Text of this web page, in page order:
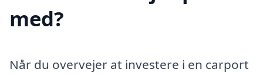
med?
Når du overvejer at investere i en carport